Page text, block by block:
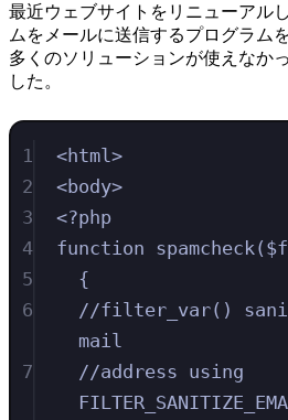
最近ウェブサイトをリニューアル
ムをメールに送信するプログラム
多くのソリューションが使えなか
した。
1
<html>
2
<body>
3
<?php
4
function
5
{
6
//filter_var()
mail
7
//address using